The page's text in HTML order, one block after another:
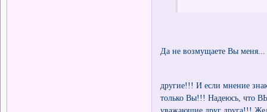
Да не возмущаете Вы
другие!!! И если мнение
только Вы!!! Надеюсь, что